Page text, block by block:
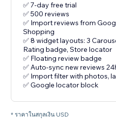
✅ 7-day free trial
✅ 500 reviews
✅ Import reviews from
Shopping
✅ 8 widget layouts: 3
Rating badge, Store locator
✅ Floating review badge
✅ Auto-sync new reviews
✅ Import filter with photos,
✅ Google locator block
* ราคาในสกุลเงิน USD